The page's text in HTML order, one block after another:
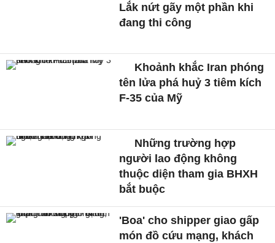
Lắk nứt gãy một phần khi
đang thi công
Khoảnh khắc Iran phóng
tên lửa phá huỷ 3 tiêm kích
F-35 của Mỹ
Những trường hợp
người lao động không
thuộc diện tham gia BHXH
bắt buộc
'Boa' cho shipper giao gấp
món đồ cứu mạng, khách